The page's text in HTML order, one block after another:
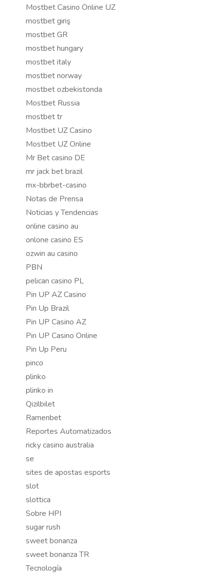
Mostbet Casino Online UZ
mostbet giriş
mostbet GR
mostbet hungary
mostbet italy
mostbet norway
mostbet ozbekistonda
Mostbet Russia
mostbet tr
Mostbet UZ Casino
Mostbet UZ Online
Mr Bet casino DE
mr jack bet brazil
mx-bbrbet-casino
Notas de Prensa
Noticias y Tendencias
online casino au
onlone casino ES
ozwin au casino
PBN
pelican casino PL
Pin UP AZ Casino
Pin Up Brazil
Pin UP Casino AZ
Pin UP Casino Online
Pin Up Peru
pinco
plinko
plinko in
Qizilbilet
Ramenbet
Reportes Automatizados
ricky casino australia
se
sites de apostas esports
slot
slottica
Sobre HPI
sugar rush
sweet bonanza
sweet bonanza TR
Tecnología